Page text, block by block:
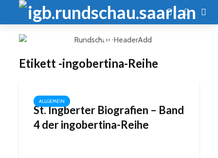
Etikett -ingobertina-Reihe
ALLGEMEIN
St. Ingberter Biografien – Band
4 der ingobertina-Reihe